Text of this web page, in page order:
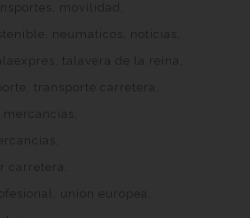
movilidad
neumaticos
noticias
talavera de la reina
transporte carretera
carretera
union europea